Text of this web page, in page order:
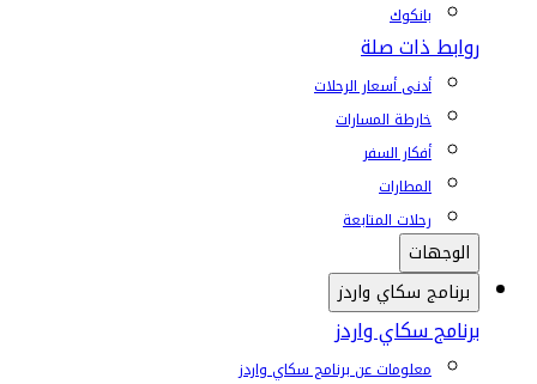
بانكوك
روابط ذات صلة
أدنى أسعار الرحلات
خارطة المسارات
أفكار السفر
المطارات
رحلات المتابعة
الوجهات
برنامج سكاي واردز
برنامج سكاي واردز
معلومات عن برنامج سكاي واردز